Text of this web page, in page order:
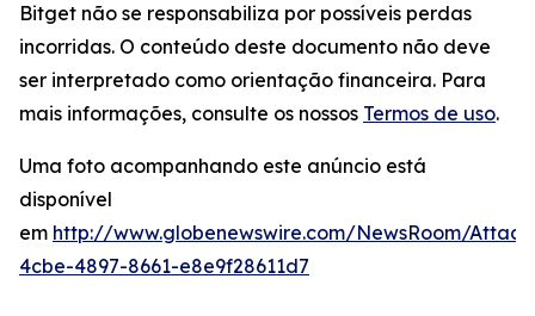
Bitget não se responsabiliza por possíveis perdas
incorridas. O conteúdo deste documento não deve
ser interpretado como orientação financeira. Para
mais informações, consulte os nossos Termos de uso.
Uma foto acompanhando este anúncio está
disponível
em http://www.globenewswire.com/NewsRoom/
4cbe-4897-8661-e8e9f28611d7